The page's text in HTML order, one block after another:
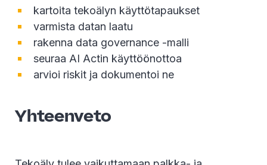
kartoita tekoälyn käyttötapaukset
varmista datan laatu
rakenna data governance -malli
seuraa AI Actin käyttöönottoa
arvioi riskit ja dokumentoi ne
Yhteenveto